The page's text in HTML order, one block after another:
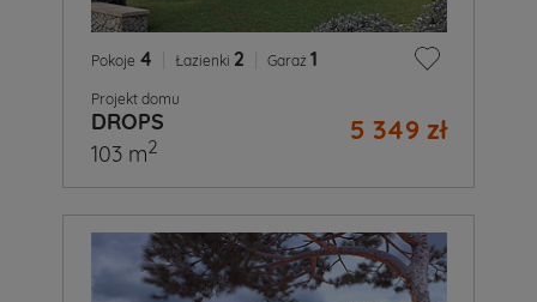
Pokoje 4 Łazienki 2 Garaż 1
Projekt domu
DROPS 5 349 zł
103 m2